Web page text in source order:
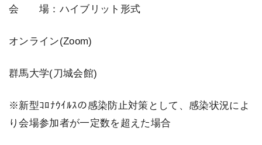
会 場：ハイブリット形式
オンライン(Zoom)
群馬大学(刀城会館)
※新型ｺﾛﾅｳｲﾙｽの感染防止対策として、感染状況によ
り会場参加者が一定数を超えた場合